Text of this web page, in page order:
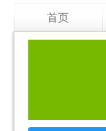
首页